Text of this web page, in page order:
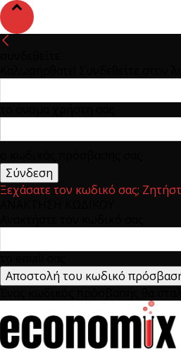
Ξεχάσατε τον κωδικό σας;